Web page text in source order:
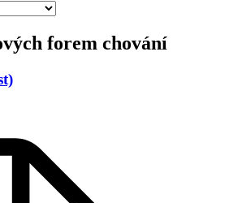
forem chování